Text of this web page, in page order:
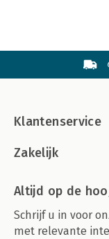
Klantenservice
Zakelijk
Altijd op de
Schrijf u in voor
met relevante